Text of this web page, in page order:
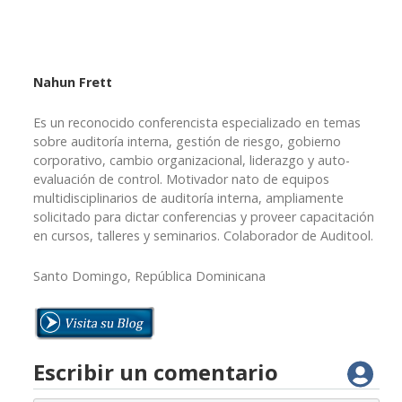
Nahun Frett
Es un reconocido conferencista especializado en temas
sobre auditoría interna, gestión de riesgo, gobierno
corporativo, cambio organizacional, liderazgo y auto-
evaluación de control. Motivador nato de equipos
multidisciplinarios de auditoría interna, ampliamente
solicitado para dictar conferencias y proveer capacitación
en cursos, talleres y seminarios. Colaborador de Auditool.
Santo Domingo, República Dominicana
Escribir un comentario